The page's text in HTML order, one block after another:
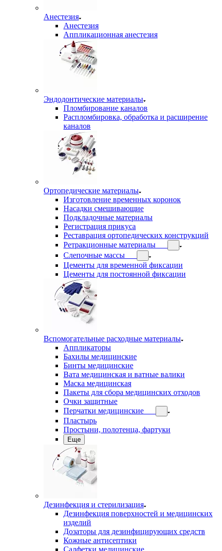
Анестезия
Анестезия
Аппликационная анестезия
Эндодонтические материалы
Пломбирование каналов
Распломбировка, обработка и расширение
каналов
Ортопедические материалы
Изготовление временных коронок
Насадки смешивающие
Подкладочные материалы
Регистрация прикуса
Реставрация ортопедических конструкций
Ретракционные материалы
Слепочные массы
Цементы для временной фиксации
Цементы для постоянной фиксации
Вспомогательные расходные материалы
Аппликаторы
Бахилы медицинские
Бинты медицинские
Вата медицинская и ватные валики
Маска медицинская
Пакеты для сбора медицинских отходов
Очки защитные
Перчатки медицинские
Пластырь
Простыни, полотенца, фартуки
Еще
Дезинфекция и стерилизация
Дезинфекция поверхностей и медицинских
изделий
Дозаторы для дезинфицирующих средств
Кожные антисептики
Салфетки медицинские